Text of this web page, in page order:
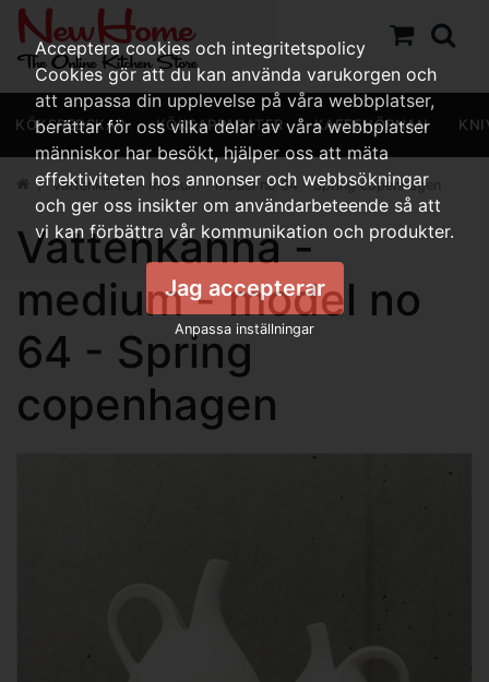
KÖKSREDSKAP KÖKSAPPARATER KAFFEHÖRNAN
Vattenkanna - medium - model no 64 - Spring copenhagen
Vattenkanna -
medium - model no
64 - Spring
copenhagen
Acceptera cookies och integritetspolicy
Cookies gör att du kan använda varukorgen och
att anpassa din upplevelse på våra webbplatser,
berättar för oss vilka delar av våra webbplatser
människor har besökt, hjälper oss att mäta
effektiviteten hos annonser och webbsökningar
och ger oss insikter om användarbeteende så att
vi kan förbättra vår kommunikation och produkter.
Jag accepterar
Anpassa inställningar